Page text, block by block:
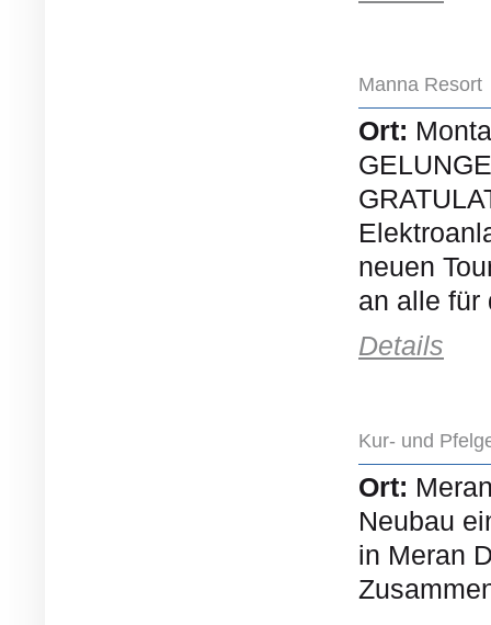
Manna Resort
Ort:
neuen
an alle für
Details
Kur- und
Ort:
Neubau
in Meran